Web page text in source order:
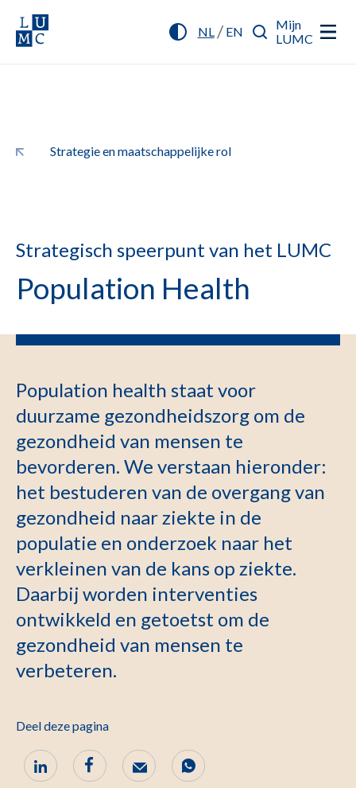
NL/ EN
Mijn
LUMC
Strategie en maatschappelijke rol
Strategisch speerpunt van het LUMC
Population Health
Population health staat voor
duurzame gezondheidszorg om de
gezondheid van mensen te
bevorderen. We verstaan hieronder:
het bestuderen van de overgang van
gezondheid naar ziekte in de
populatie en onderzoek naar het
verkleinen van de kans op ziekte.
Daarbij worden interventies
ontwikkeld en getoetst om de
gezondheid van mensen te
verbeteren.
Deel deze pagina